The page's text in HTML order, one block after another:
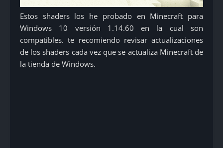
Estos shaders los he probado en Minecraft para
Windows 10 versión 1.14.60 en la cual son
compatibles. te recomiendo revisar actualizaciones
de los shaders cada vez que se actualiza Minecraft de
la tienda de Windows.